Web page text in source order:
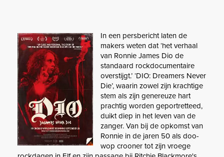
In een persbericht laten de
makers weten dat ‘het verhaal
van Ronnie James Dio de
standaard rockdocumentaire
overstijgt.’ ‘DIO: Dreamers Never
Die’, waarin zowel zijn krachtige
stem als zijn genereuze hart
prachtig worden geportretteed,
duikt diep in het leven van de
zanger. Van bij de opkomst van
Ronnie in de jaren 50 als doo-
wop crooner tot zijn vroege